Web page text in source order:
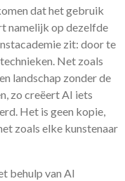
dat het gebruik
namelijk op dezelfde
zit: door te
Net zoals
landschap zonder de
zo creëert AI iets
Het is geen kopie,
zoals elke kunstenaar
behulp van AI